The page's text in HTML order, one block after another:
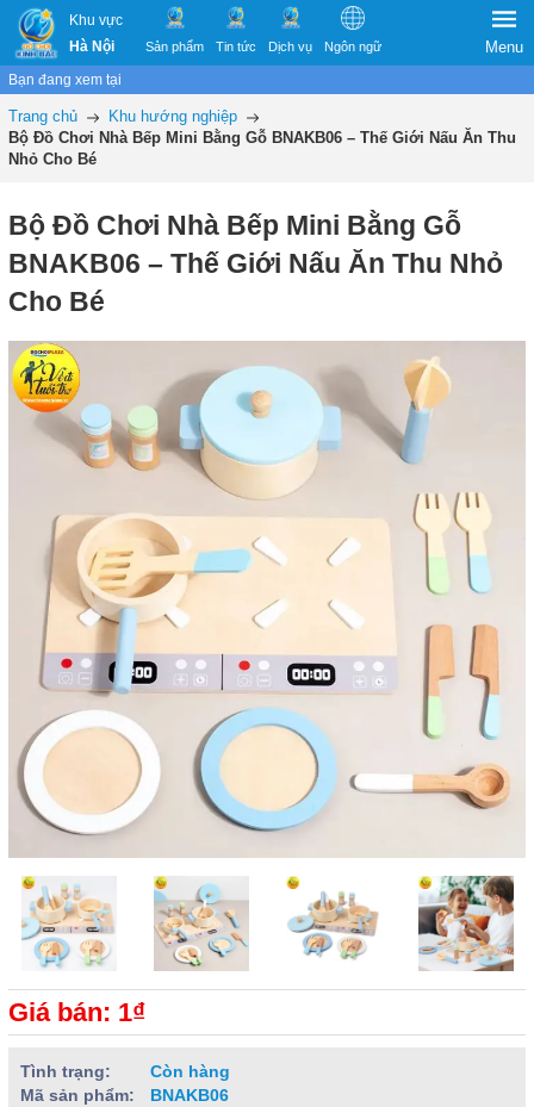
Khu vực
Hà Nội
Sản phẩm Tin tức Dịch vụ Ngôn ngữ Menu
Bạn đang xem tại
Trang chủ
Khu hướng nghiệp
Bộ Đồ Chơi Nhà Bếp Mini Bằng Gỗ BNAKB06 – Thế Giới Nấu Ăn Thu
Nhỏ Cho Bé
Bộ Đồ Chơi Nhà Bếp Mini Bằng Gỗ
BNAKB06 – Thế Giới Nấu Ăn Thu Nhỏ
Cho Bé
Giá bán: 1₫
Tình trạng:
Còn hàng
Mã sản phẩm:
BNAKB06